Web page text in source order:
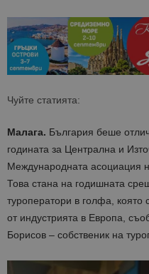
Чуйте статията:
Малага. България беше
годината за Централна и
Международната асоциация
Това стана на годишната
туроператори в голфа,
от индустрията в Европа,
Борисов – собственик на